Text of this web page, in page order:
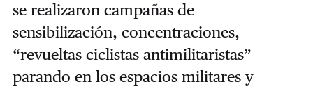
se realizaron campañas de
sensibilización, concentraciones,
“revueltas ciclistas antimilitaristas”
parando en los espacios militares y